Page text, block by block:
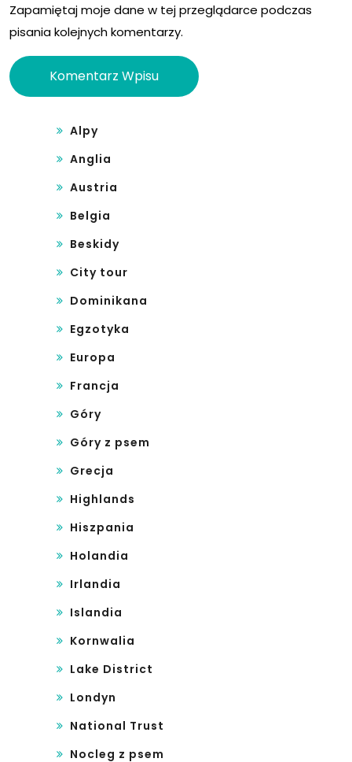
Giu
dec
ca
śro
wio
Zapamiętaj moje dane w tej przeglądarce podczas
pisania kolejnych komentarzy.
Alpy
Anglia
Austria
Belgia
Beskidy
City tour
Dominikana
Egzotyka
Europa
Francja
Góry
Góry z psem
Grecja
Highlands
Hiszpania
Holandia
Irlandia
Islandia
Kornwalia
Lake District
Londyn
National Trust
Nocleg z psem